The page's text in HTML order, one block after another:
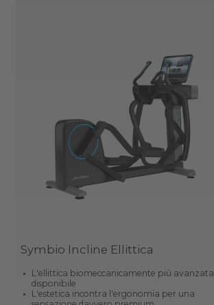
Symbio Incline Ellittica
L'ellittica biomeccanicamente più avanzata
disponibile
L'estetica incontra l'ergonomia per una